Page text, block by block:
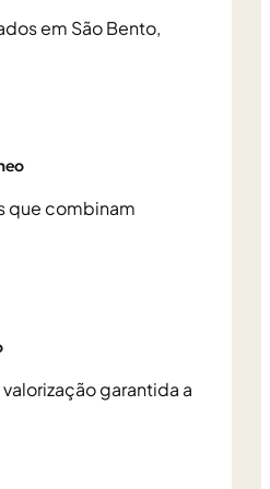
em São Bento,
que combinam
garantida a